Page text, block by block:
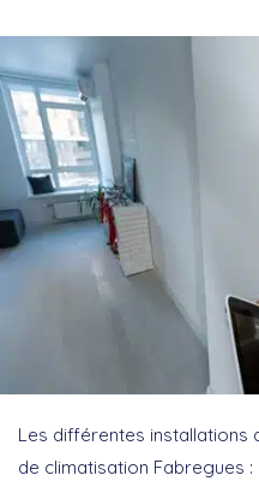
Les différentes installations
de climatisation Fabregues :